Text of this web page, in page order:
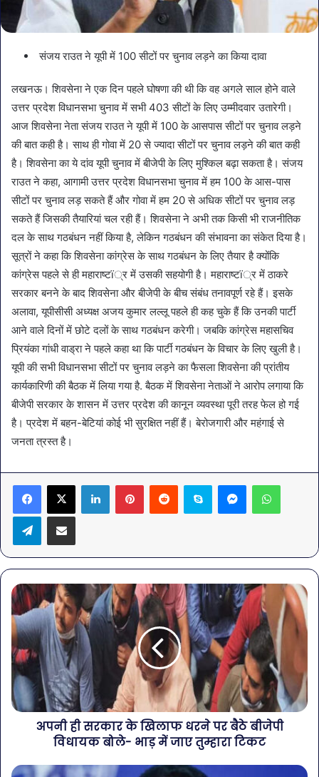
संजय राउत ने यूपी में 100 सीटों पर चुनाव लड़ने का किया दावा
लखनऊ। शिवसेना ने एक दिन पहले घोषणा की थी कि वह अगले साल होने वाले
उत्तर प्रदेश विधानसभा चुनाव में सभी 403 सीटों के लिए उम्मीदवार उतारेगी।
आज शिवसेना नेता संजय राउत ने यूपी में 100 के आसपास सीटों पर चुनाव लड़ने
की बात कही है। साथ ही गोवा में 20 से ज्यादा सीटों पर चुनाव लड़ने की बात कही
है। शिवसेना का ये दांव यूपी चुनाव में बीजेपी के लिए मुश्किल बढ़ा सकता है। संजय
राउत ने कहा, आगामी उत्तर प्रदेश विधानसभा चुनाव में हम 100 के आस-पास
सीटों पर चुनाव लड़ सकते हैं और गोवा में हम 20 से अधिक सीटों पर चुनाव लड़
सकते हैं जिसकी तैयारियां चल रही हैं। शिवसेना ने अभी तक किसी भी राजनीतिक
दल के साथ गठबंधन नहीं किया है, लेकिन गठबंधन की संभावना का संकेत दिया है।
सूत्रों ने कहा कि शिवसेना कांग्रेस के साथ गठबंधन के लिए तैयार है क्योंकि
कांग्रेस पहले से ही महाराष्टï्र में उसकी सहयोगी है। महाराष्टï्र में ठाकरे
सरकार बनने के बाद शिवसेना और बीजेपी के बीच संबंध तनावपूर्ण रहे हैं। इसके
अलावा, यूपीसीसी अध्यक्ष अजय कुमार लल्लू पहले ही कह चुके हैं कि उनकी पार्टी
आने वाले दिनों में छोटे दलों के साथ गठबंधन करेगी। जबकि कांग्रेस महासचिव
प्रियंका गांधी वाड्रा ने पहले कहा था कि पार्टी गठबंधन के विचार के लिए खुली है।
यूपी की सभी विधानसभा सीटों पर चुनाव लड़ने का फैसला शिवसेना की प्रांतीय
कार्यकारिणी की बैठक में लिया गया है. बैठक में शिवसेना नेताओं ने आरोप लगाया कि
बीजेपी सरकार के शासन में उत्तर प्रदेश की कानून व्यवस्था पूरी तरह फेल हो गई
है। प्रदेश में बहन-बेटियां कोई भी सुरक्षित नहीं हैं। बेरोजगारी और महंगाई से
जनता त्रस्त है।
LinkedInPinterestReddit Skype Messenger
TelegramShare via Email
अपनी ही सरकार के खिलाफ धरने पर बैठे बीजेपी
विधायक बोले- भाड़ में जाए तुम्हारा टिकट